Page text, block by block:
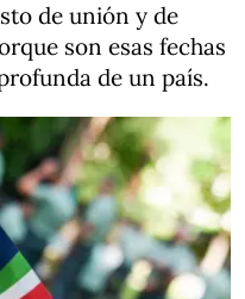
de unión y de
son esas fechas
de un país.